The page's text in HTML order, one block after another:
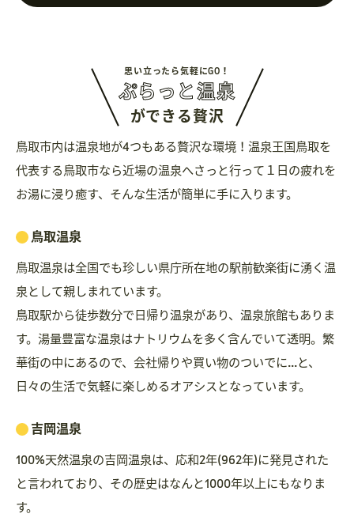
思い立ったら気軽にGO！
ぷらっと温泉
ができる贅沢
鳥取市内は温泉地が4つもある贅沢な環境！温泉王国鳥取を
代表する鳥取市なら近場の温泉へさっと行って１日の疲れを
お湯に浸り癒す、そんな生活が簡単に手に入ります。
鳥取温泉
鳥取温泉は全国でも珍しい県庁所在地の駅前歓楽街に湧く温
泉として親しまれています。
鳥取駅から徒歩数分で日帰り温泉があり、温泉旅館もありま
す。湯量豊富な温泉はナトリウムを多く含んでいて透明。繁
華街の中にあるので、会社帰りや買い物のついでに...と、
日々の生活で気軽に楽しめるオアシスとなっています。
吉岡温泉
100%天然温泉の吉岡温泉は、応和2年(962年)に発見された
と言われており、その歴史はなんと1000年以上にもなりま
す。